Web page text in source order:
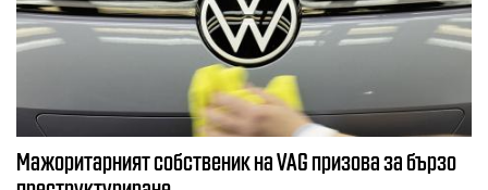
Мажоритарният собственик на VAG призова за бързо